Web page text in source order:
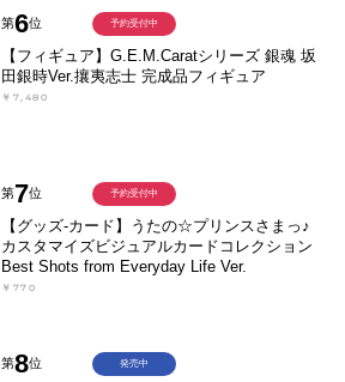
第6位
【フィギュア】G.E.M.Caratシリーズ 銀魂 坂
田銀時Ver.攘夷志士 完成品フィギュア
￥7,480
予約受付中
第7位
【グッズ-カード】うたの☆プリンスさまっ♪
カスタマイズビジュアルカードコレクション
Best Shots from Everyday Life Ver.
￥770
予約受付中
第8位 発売中